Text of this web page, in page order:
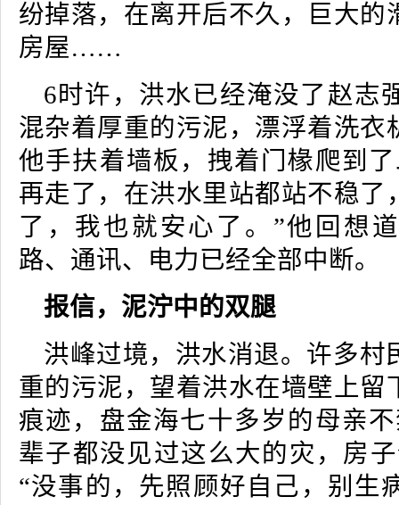
纷掉落，在离开后不久，巨大的
房屋……
6时许，洪水已经淹没了赵志
混杂着厚重的污泥，漂浮着洗衣
他手扶着墙板，拽着门椽爬到
再走了，在洪水里站都站不稳了
了，我也就安心了。”他回想
路、通讯、电力已经全部中断。
报信，泥泞中的双腿
洪峰过境，洪水消退。许多村
重的污泥，望着洪水在墙壁上留
痕迹，盘金海七十多岁的母亲
辈子都没见过这么大的灾，房
“没事的，先照顾好自己，别生